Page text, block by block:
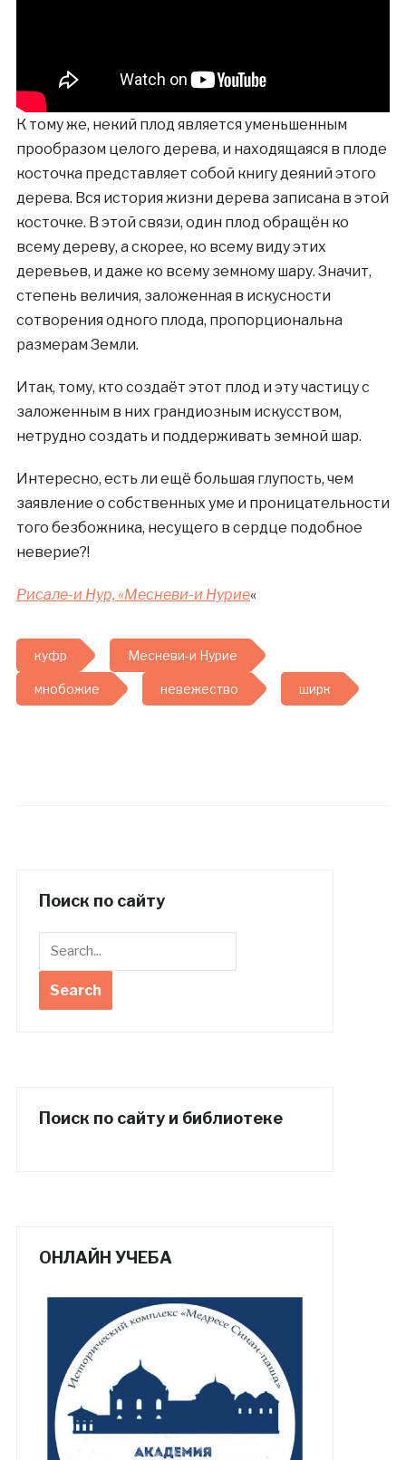
К тому же, некий плод является уменьшенным
прообразом целого дерева, и находящаяся в плоде
косточка представляет собой книгу деяний этого
дерева. Вся история жизни дерева записана в этой
косточке. В этой связи, один плод обращён ко
всему дереву, а скорее, ко всему виду этих
деревьев, и даже ко всему земному шару. Значит,
степень величия, заложенная в искусности
сотворения одного плода, пропорциональна
размерам Земли.
Итак, тому, кто создаёт этот плод и эту частицу с
заложенным в них грандиозным искусством,
нетрудно создать и поддерживать земной шар.
Интересно, есть ли ещё большая глупость, чем
заявление о собственных уме и проницательности
того безбожника, несущего в сердце подобное
неверие?!
Рисале-и Нур, «Месневи-и Нурие«
куфр Месневи-и Нурие
мнобожие невежество ширк
Поиск по сайту
Поиск по сайту и библиотеке
ОНЛАЙН УЧЕБА